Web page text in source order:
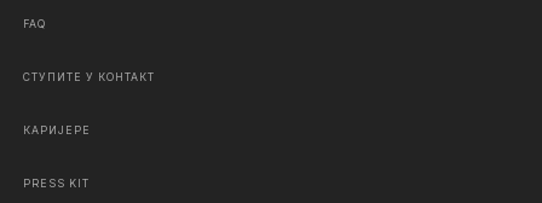
FAQ
СТУПИТЕ У КОНТАКТ
КАРИЈЕРЕ
PRESS KIT